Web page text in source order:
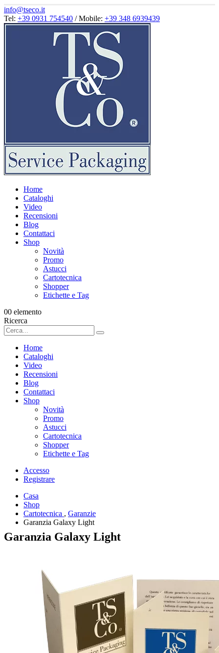
info@tseco.it
Tel: +39 0931 754540 / Mobile: +39 348 6939439
Home
Cataloghi
Video
Recensioni
Blog
Contattaci
Shop
Novità
Promo
Astucci
Cartotecnica
Shopper
Etichette e Tag
00 elemento
Ricerca
Home
Cataloghi
Video
Recensioni
Blog
Contattaci
Shop
Novità
Promo
Astucci
Cartotecnica
Shopper
Etichette e Tag
Accesso
Registrare
Casa
Shop
Cartotecnica , Garanzie
Garanzia Galaxy Light
Garanzia Galaxy Light